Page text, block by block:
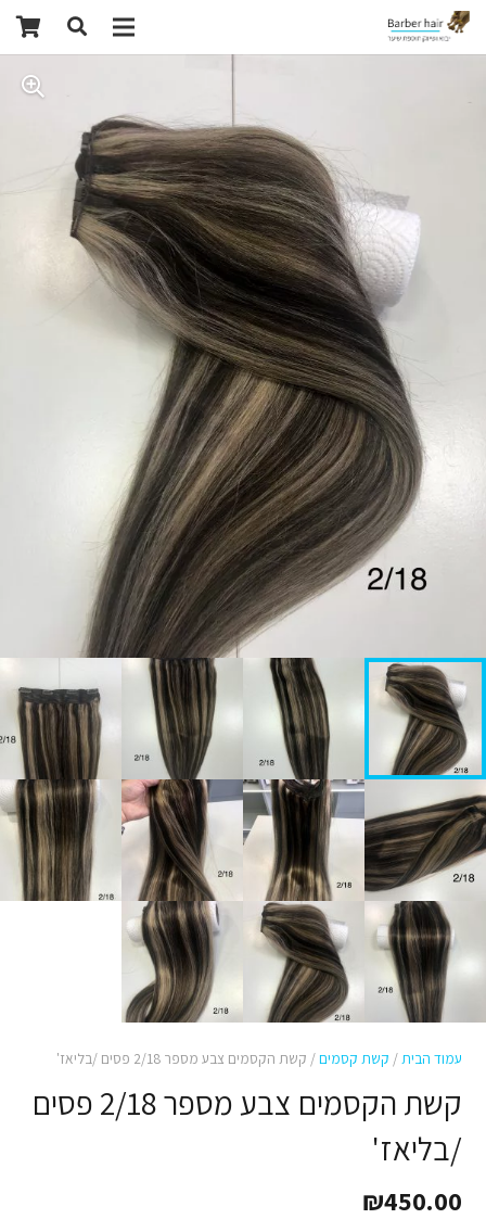
עמוד הבית / קשת קסמים/ קשת הקסמים צבע מספר 2/18 פסים /בליאז'
קשת הקסמים צבע מספר 2/18 פסים
/בליאז'
₪450.00